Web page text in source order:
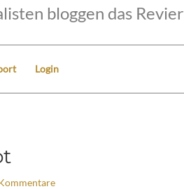
bloggen das Revier
Login